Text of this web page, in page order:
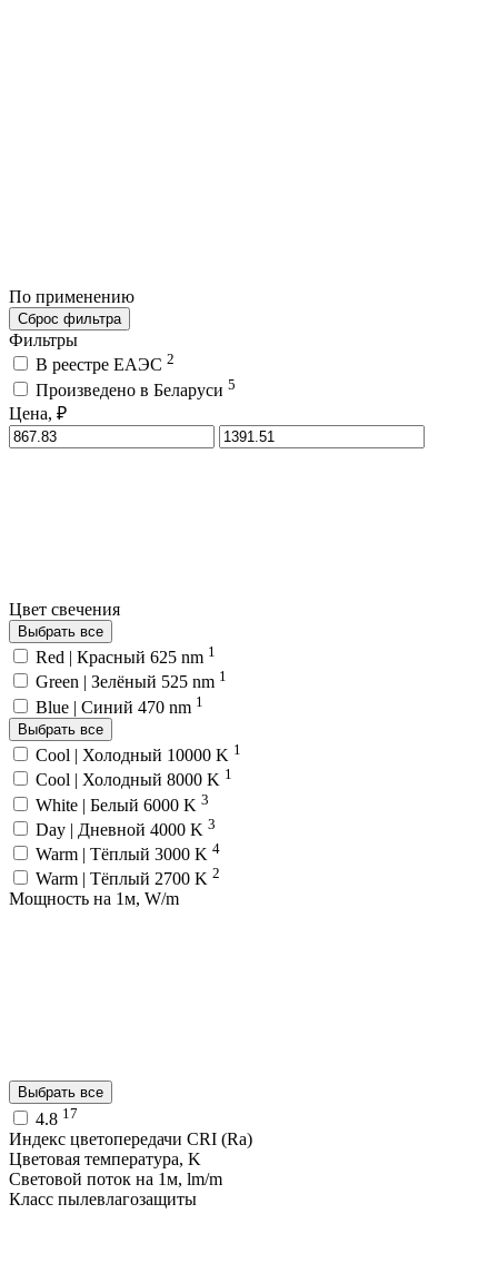
По применению
Сброс фильтра
Фильтры
В реестре ЕАЭС 2
Произведено в Беларуси 5
Цена, ₽
Цвет свечения
Выбрать все
Red | Красный 625 nm 1
Green | Зелёный 525 nm 1
Blue | Синий 470 nm 1
Выбрать все
Cool | Холодный 10000 K 1
Cool | Холодный 8000 K 1
White | Белый 6000 K 3
Day | Дневной 4000 K 3
Warm | Тёплый 3000 K 4
Warm | Тёплый 2700 K 2
Мощность на 1м, W/m
Выбрать все
4.8 17
Индекс цветопередачи CRI (Ra)
Цветовая температура, K
Световой поток на 1м, lm/m
Класс пылевлагозащиты